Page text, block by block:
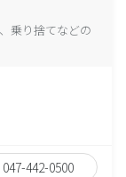
乗り捨てなどの
047-442-0500